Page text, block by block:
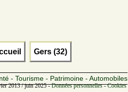
Gers (32)
- Tourisme - Patrimoine - Automobiles
2013 / juin 2025 -Données personnelles -